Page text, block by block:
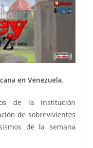
en Venezuela.
de la institución
de sobrevivientes
de la semana